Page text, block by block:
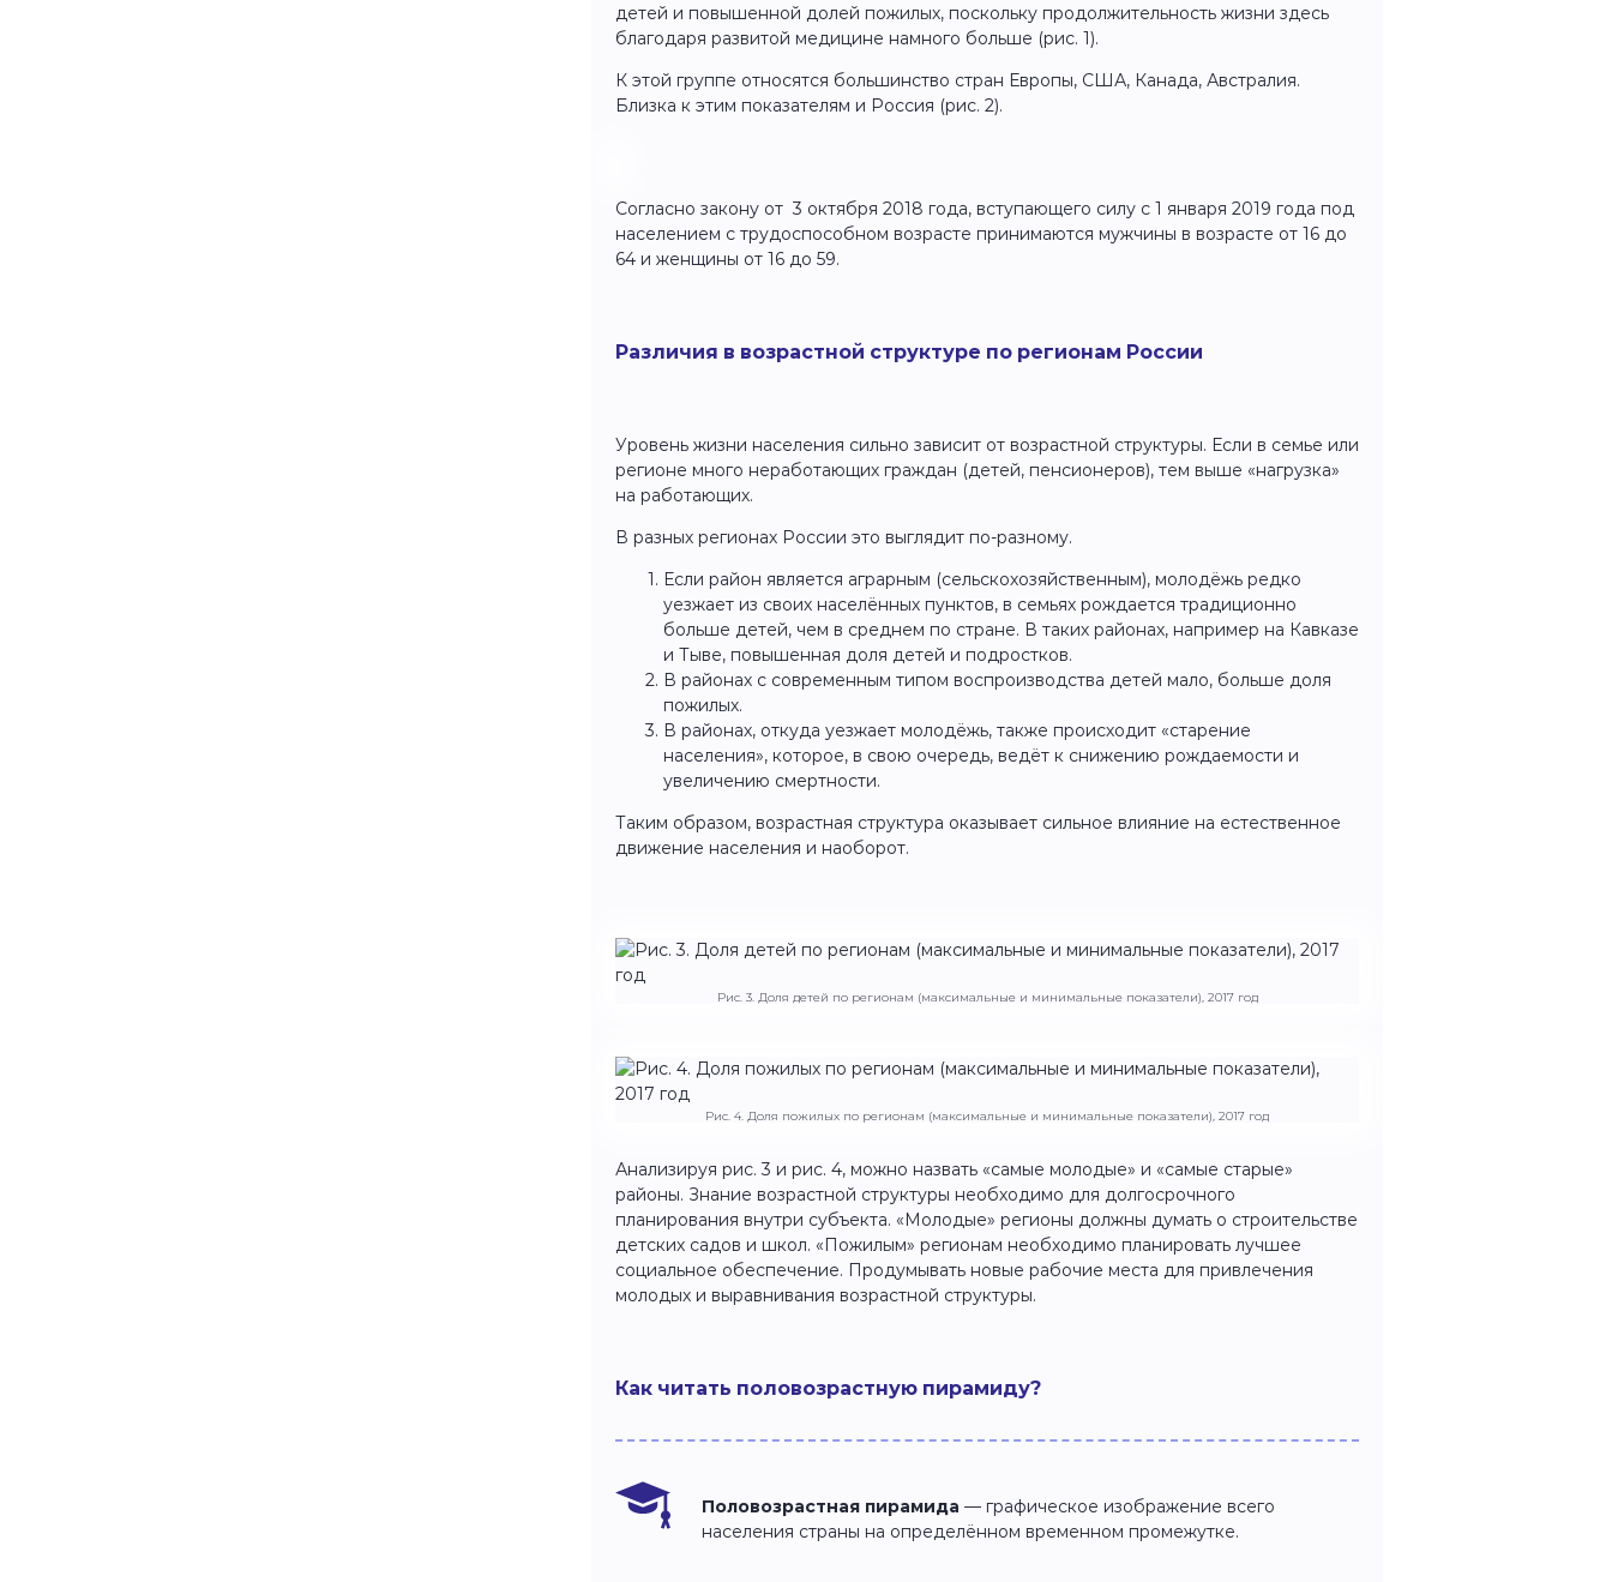
детей и повышенной долей пожилых, поскольку продолжительность жизни здесь
благодаря развитой медицине намного больше (рис. 1).
К этой группе относятся большинство стран Европы, США, Канада, Австралия.
Близка к этим показателям и Россия (рис. 2).
Согласно закону от 3 октября 2018 года, вступающего силу с 1 января 2019 года под
населением с трудоспособном возрасте принимаются мужчины в возрасте от 16 до
64 и женщины от 16 до 59.
Различия в возрастной структуре по регионам России
Уровень жизни населения сильно зависит от возрастной структуры. Если в семье или
регионе много неработающих граждан (детей, пенсионеров), тем выше «нагрузка»
на работающих.
В разных регионах России это выглядит по-разному.
Если район является аграрным (сельскохозяйственным), молодёжь редко
уезжает из своих населённых пунктов, в семьях рождается традиционно
больше детей, чем в среднем по стране. В таких районах, например на Кавказе
и Тыве, повышенная доля детей и подростков.
В районах с современным типом воспроизводства детей мало, больше доля
пожилых.
В районах, откуда уезжает молодёжь, также происходит «старение
населения», которое, в свою очередь, ведёт к снижению рождаемости и
увеличению смертности.
Таким образом, возрастная структура оказывает сильное влияние на естественное
движение населения и наоборот.
Рис. 3. Доля детей по регионам (максимальные и минимальные показатели), 2017 год
Рис. 4. Доля пожилых по регионам (максимальные и минимальные показатели), 2017 год
Анализируя рис. 3 и рис. 4, можно назвать «самые молодые» и «самые старые»
районы. Знание возрастной структуры необходимо для долгосрочного
планирования внутри субъекта. «Молодые» регионы должны думать о строительстве
детских садов и школ. «Пожилым» регионам необходимо планировать лучшее
социальное обеспечение. Продумывать новые рабочие места для привлечения
молодых и выравнивания возрастной структуры.
Как читать половозрастную пирамиду?
Половозрастная пирамида — графическое изображение всего
населения страны на определённом временном промежутке.